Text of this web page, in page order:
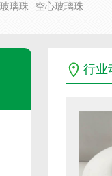
玻璃珠 空心玻璃珠
行业